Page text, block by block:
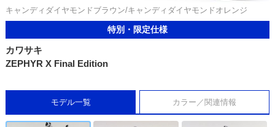
キャンディダイヤモンドブラウン/キャンディダイヤモンドオレンジ
特別・限定仕様
カワサキ
ZEPHYR X Final Edition
モデル一覧 カラー／関連情報